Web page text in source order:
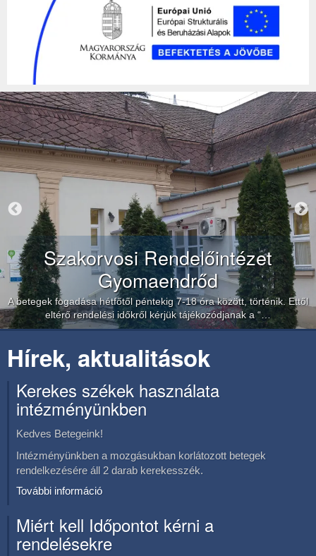
Szakorvosi Rendelőintézet
Gyomaendrőd
A betegek fogadása hétfőtől péntekig 7-18 óra között, történik. Ettől
eltérő rendelési időkről kérjük tájékozódjanak a “…
Hírek, aktualitások
Kerekes székek használata
intézményünkben
Kedves Betegeink!
Intézményünkben a mozgásukban korlátozott betegek
rendelkezésére áll 2 darab kerekesszék.
További információ
Miért kell Időpontot kérni a
rendelésekre